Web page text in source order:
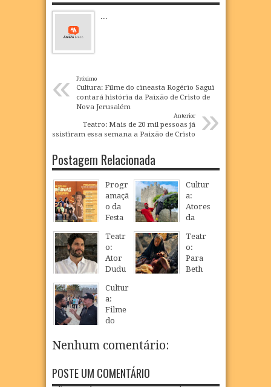
...
« Próximo
Cultura: Filme do cineasta Rogério Sagui
contará história da Paixão de Cristo de
Nova Jerusalém
»
Anterior
Teatro: Mais de 20 mil pessoas já
assistiram essa semana a Paixão de Cristo
Postagem Relacionada
Progr
amaçã
o da
Festa
Festa
das
Heroi
nas de
Tajuc
17 Apr 2026
Cultur
a:
Atores
da
o de
Cristo
de
Nova
Teatr
o:
Ator
Dudu
do
grava
filme
para
o de
de
Nova
Teatr
o:
Para
Beth
Cultur
a:
Filme
do
a
Sagui
Nenhum comentário:
POSTE UM COMENTÁRIO